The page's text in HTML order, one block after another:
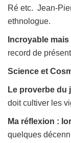
Ré etc. Jean-
ethnologue.
Incroyable
record de
Science et
Le proverbe du
doit cultiver les
Ma réflexion :
quelques